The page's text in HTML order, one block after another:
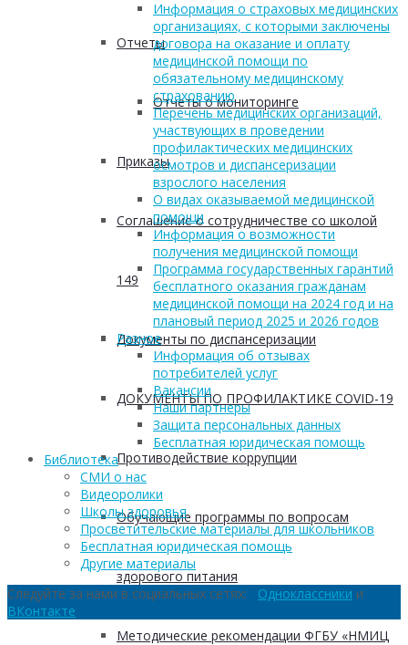
Отчеты
Отчеты о мониторинге
Приказы
Соглашение о сотрудничестве со школой
149
Документы по диспансеризации
ДОКУМЕНТЫ ПО ПРОФИЛАКТИКЕ COVID-19
Противодействие коррупции
Обучающие программы по вопросам
здорового питания
Методические рекомендации ФГБУ «НМИЦ
Информация о страховых медицинских
организациях, с которыми заключены
договора на оказание и оплату
медицинской помощи по
обязательному медицинскому
страхованию
Перечень медицинских организаций,
участвующих в проведении
профилактических медицинских
осмотров и диспансеризации
взрослого населения
О видах оказываемой медицинской
помощи
Информация о возможности
получения медицинской помощи
Программа государственных гарантий
бесплатного оказания гражданам
медицинской помощи на 2024 год и на
плановый период 2025 и 2026 годов
Разное
Информация об отзывах
потребителей услуг
Вакансии
Наши партнеры
Защита персональных данных
Бесплатная юридическая помощь
Библиотека
СМИ о нас
Видеоролики
Школы здоровья
Просветительские материалы для школьников
Бесплатная юридическая помощь
Другие материалы
Следуйте за нами в социальных сетях: Одноклассники и
ВКонтакте